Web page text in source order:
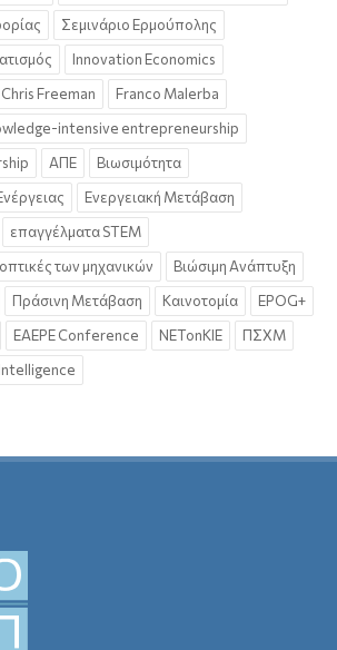
Σεμινάριο Ερμούπολης
Innovation Economics
Chris Freeman
Franco Malerba
intensive entrepreneurship
ΑΠΕ
Βιωσιμότητα
Ενεργειακή Μετάβαση
επαγγέλματα STEM
των μηχανικών
Βιώσιμη Ανάπτυξη
Πράσινη Μετάβαση Καινοτομία
EPOG+
EAEPE Conference NETonKIE
ΠΣΧΜ